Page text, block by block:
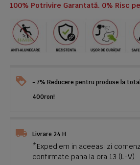
100% Potrivire Garantată. 0% Risc
- 7% Reducere pentru produse la
400ron!
Livrare 24 H
*Expediem in aceeasi zi
confirmate pana la ora 13 (L-V)